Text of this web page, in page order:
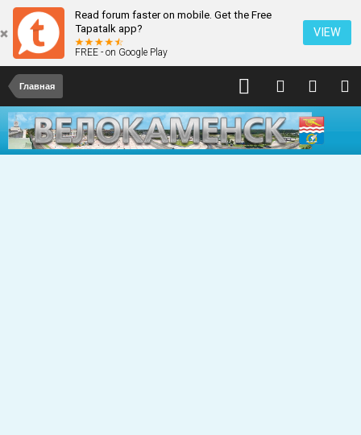
Read forum faster on mobile. Get the Free
Tapatalk app?
FREE - on Google Play
VIEW
Главная